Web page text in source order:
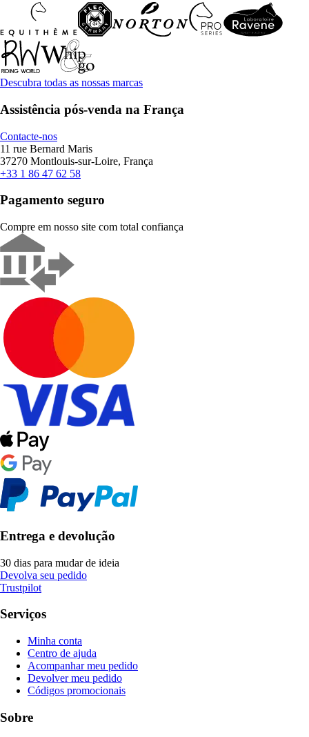
Descubra todas as nossas marcas
Assistência pós-venda na França
Contacte-nos
11 rue Bernard Maris
37270 Montlouis-sur-Loire, França
+33 1 86 47 62 58
Pagamento seguro
Compre em nosso site com total confiança
Entrega e devolução
30 dias para mudar de ideia
Devolva seu pedido
Trustpilot
Serviços
Minha conta
Centro de ajuda
Acompanhar meu pedido
Devolver meu pedido
Códigos promocionais
Sobre